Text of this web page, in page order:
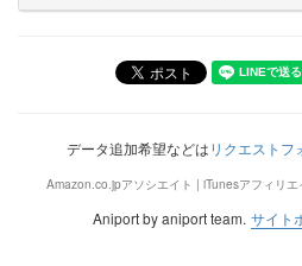
データ追加希望などはリクエストフ
Amazon.co.jpアソシエイト | iTunesアフィリ
Aniport by aniport team. サイト